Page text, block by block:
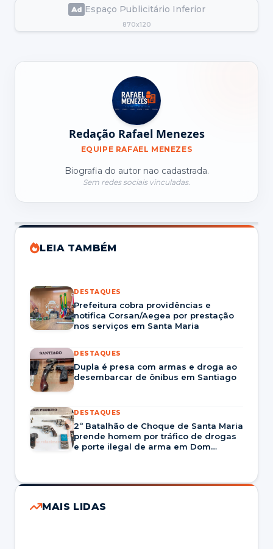
Espaço Publicitário Inferior
870x120
Redação Rafael Menezes
EQUIPE RAFAEL MENEZES
Biografia do autor nao cadastrada.
Sem redes sociais vinculadas.
LEIA TAMBÉM
DESTAQUES
Prefeitura cobra providências e
notifica Corsan/Aegea por prestação
nos serviços em Santa Maria
DESTAQUES
Dupla é presa com armas e droga ao
desembarcar de ônibus em Santiago
DESTAQUES
2º Batalhão de Choque de Santa Maria
prende homem por tráfico de drogas
e porte ilegal de arma em Dom
MAIS LIDAS